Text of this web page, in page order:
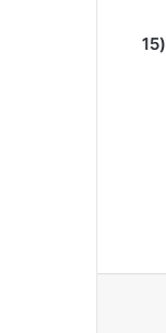
وأقر مجلس الوزراء الإسرائيلي هذا الشهر موازنة عام 2024 وشملت تعديلات لإضافة نفقات بنحو 55 مليار شيقل (15